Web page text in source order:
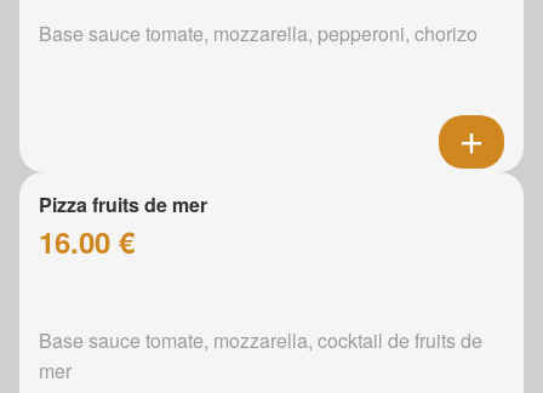
Base sauce tomate, mozzarella, pepperoni, chorizo
Pizza fruits de mer
16.00 €
Base sauce tomate, mozzarella, cocktail de fruits de
mer